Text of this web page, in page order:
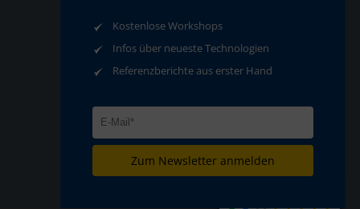
AGB
Datenschutz
Impressum
Compliance
Kostenlose Workshops
Infos über neueste Technologien
Referenzberichte aus erster Hand
Zum Newsletter anmelden